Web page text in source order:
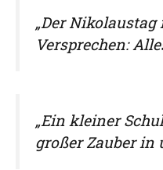
„Der
Versprechen:
„Ein kleiner
großer Zauber in